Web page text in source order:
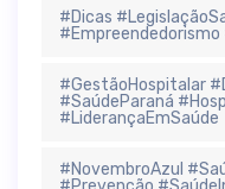
#Dicas
#GestãoHospitalar
#SaúdeParaná
#LiderançaEmSaúde
#NovembroAzul